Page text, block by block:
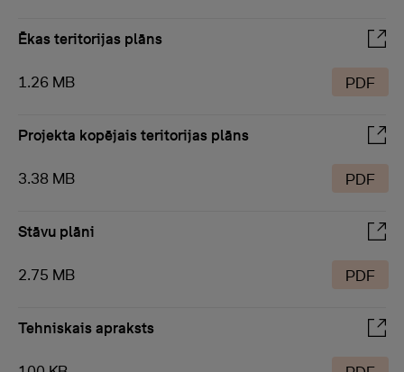
Ēkas teritorijas plāns
1.26 MB PDF
Projekta kopējais teritorijas plāns
3.38 MB PDF
Stāvu plāni
2.75 MB PDF
Tehniskais apraksts